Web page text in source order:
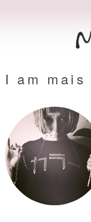
I am mais